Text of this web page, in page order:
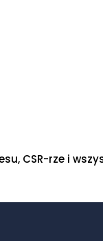
CSR-rze i